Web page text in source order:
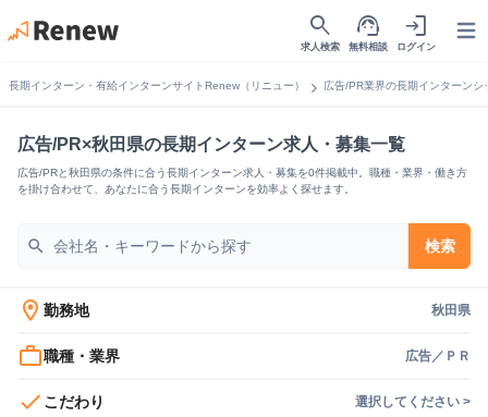
search
求人検索
support_agent
無料相談
login
ログイン
長期インターン・有給インターンサイトRenew（リニュー） chevron_right 広告/PR業界の長期インターンシ
広告/PR×秋田県の長期インターン求人・募集一覧
広告/PRと秋田県の条件に合う長期インターン求人・募集を0件掲載中。職種・業界・働き方
を掛け合わせて、あなたに合う長期インターンを効率よく探せます。
search 検索
location_on 勤務地 秋田県
work_outline職種・業界 広告／ＰＲ
check こだわり 選択してください >